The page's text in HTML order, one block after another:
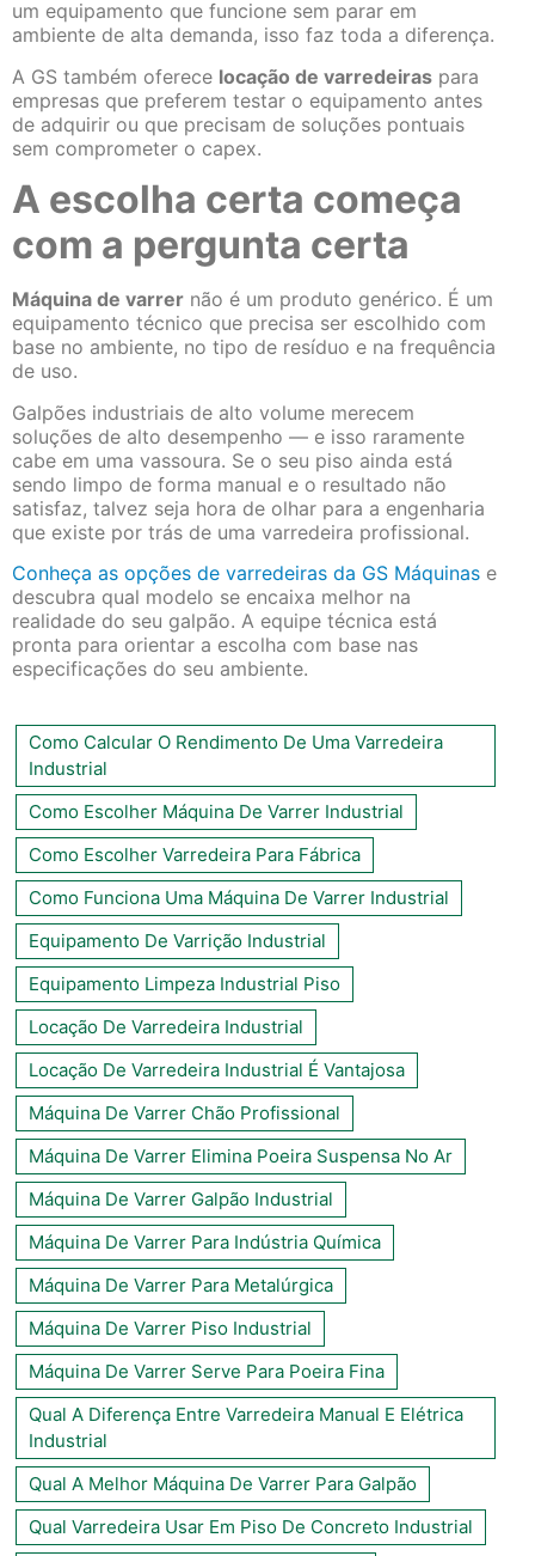
um equipamento que funcione sem parar em
ambiente de alta demanda, isso faz toda a diferença.
A GS também oferece locação de varredeiras para
empresas que preferem testar o equipamento antes
de adquirir ou que precisam de soluções pontuais
sem comprometer o capex.
A escolha certa começa
com a pergunta certa
Máquina de varrer não é um produto genérico. É um
equipamento técnico que precisa ser escolhido com
base no ambiente, no tipo de resíduo e na frequência
de uso.
Galpões industriais de alto volume merecem
soluções de alto desempenho — e isso raramente
cabe em uma vassoura. Se o seu piso ainda está
sendo limpo de forma manual e o resultado não
satisfaz, talvez seja hora de olhar para a engenharia
que existe por trás de uma varredeira profissional.
Conheça as opções de varredeiras da GS Máquinas e
descubra qual modelo se encaixa melhor na
realidade do seu galpão. A equipe técnica está
pronta para orientar a escolha com base nas
especificações do seu ambiente.
Como Calcular O Rendimento De Uma Varredeira
Industrial
Como Escolher Máquina De Varrer Industrial
Como Escolher Varredeira Para Fábrica
Como Funciona Uma Máquina De Varrer Industrial
Equipamento De Varrição Industrial
Equipamento Limpeza Industrial Piso
Locação De Varredeira Industrial
Locação De Varredeira Industrial É Vantajosa
Máquina De Varrer Chão Profissional
Máquina De Varrer Elimina Poeira Suspensa No Ar
Máquina De Varrer Galpão Industrial
Máquina De Varrer Para Indústria Química
Máquina De Varrer Para Metalúrgica
Máquina De Varrer Piso Industrial
Máquina De Varrer Serve Para Poeira Fina
Qual A Diferença Entre Varredeira Manual E Elétrica
Industrial
Qual A Melhor Máquina De Varrer Para Galpão
Qual Varredeira Usar Em Piso De Concreto Industrial